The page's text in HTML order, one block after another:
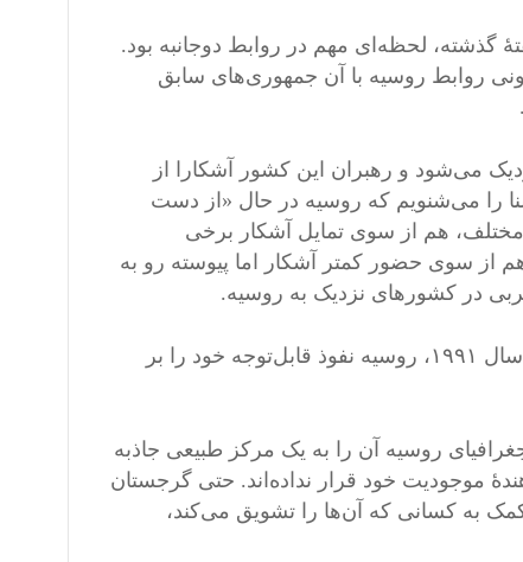
گذشته، لحظه‌ای مهم در روابط دوجانبه بود.
روابط روسیه با آن جمهوری‌های سابق
می‌شود و رهبران این کشور آشکارا از
را می‌شنویم که روسیه در حال «از دست
هم از سوی تمایل آشکار برخی
از سوی حضور کمتر آشکار اما پیوسته رو به
در کشورهای نزدیک به روسیه.
اما باید با یک واقعیت ساده آغاز کنیم. در پس‌زمینهٔ فاجعهٔ ژئوپلیتیکی سال ۱۹۹۱، روسیه نفوذ قابل‌توجه خود را بر
روسیه آن را به یک مرکز طبیعی جاذبه
موجودیت خود قرار نداده‌اند. حتی گرجستان
به کسانی که آن‌ها را تشویق می‌کند،